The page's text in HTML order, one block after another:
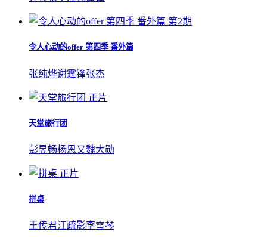
第2期
令人心动的offer 第四季 番外篇
张纯烨谢霆锋张杰
正片
天堂旅行团
彭昱畅杨恩又魏大勋
正片
拼桌
王传君江疏影李雪琴